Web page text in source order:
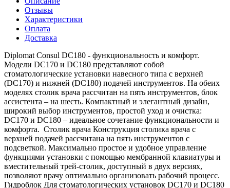
Отзывы
Характеристики
Оплата
Доставка
Diplomat Consul DC180 - функциональность и комфорт.
Модели DC170 и DC180 представляют собой
стоматологические установки навесного типа с верхней
(DC170) и нижней (DC180) подачей инструментов. На обеих
моделях столик врача рассчитан на пять инструментов, блок
ассистента – на шесть. Компактный и элегантный дизайн,
широкий выбор инструментов, простой уход и очистка:
DC170 и DC180 – идеальное сочетание функциональности и
комфорта. Столик врача Конструкция столикa врача с
верхней подачей рассчитана на пять инструментов с
подсветкой. Максимально простое и удобное управление
функциями установки с помощью мембранной клавиатуры и
вместительный трей-столик, доступный в двух версиях,
позволяют врачу оптимально организовать рабочий процесс.
Гидроблок Для стоматологических установок DC170 и DC180